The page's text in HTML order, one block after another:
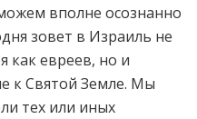
вполне осознанно
зовет в Израиль не
как евреев, но и
к Святой Земле. Мы
тех или иных